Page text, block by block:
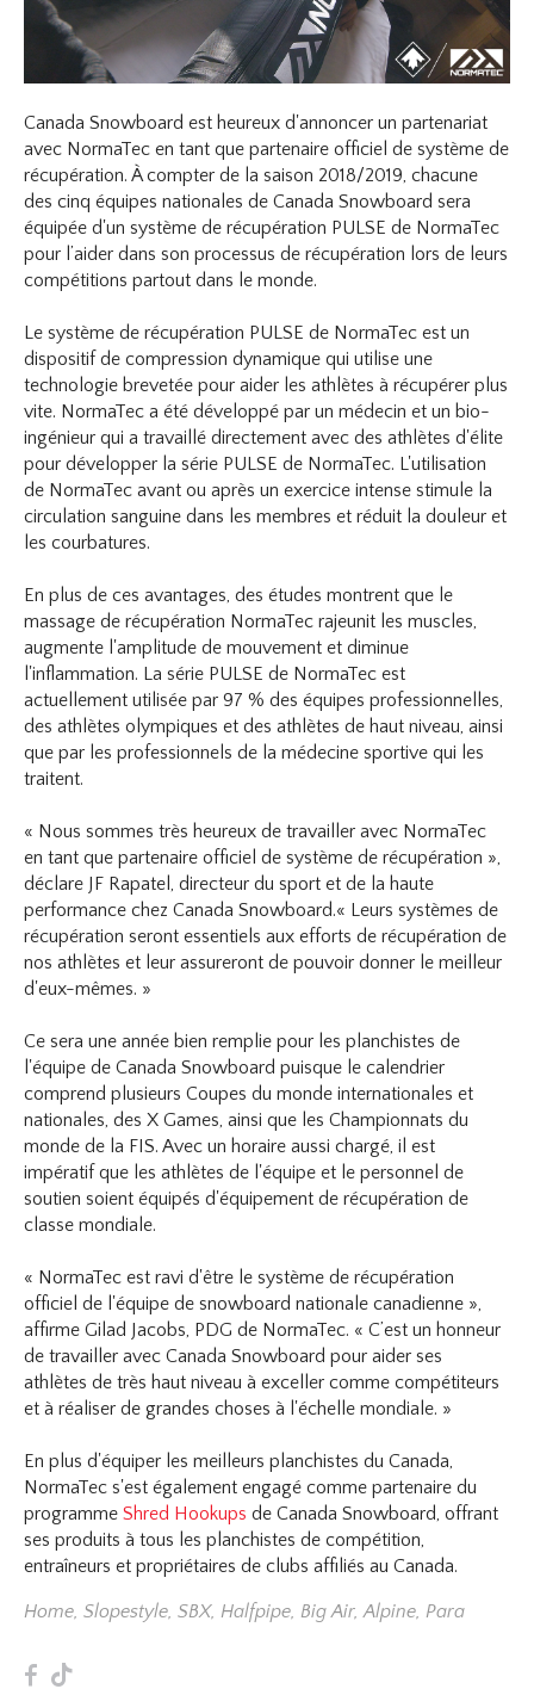
Canada Snowboard est heureux d'annoncer un partenariat
avec NormaTec en tant que partenaire officiel de système de
récupération. À compter de la saison 2018/2019, chacune
des cinq équipes nationales de Canada Snowboard sera
équipée d'un système de récupération PULSE de NormaTec
pour l’aider dans son processus de récupération lors de leurs
compétitions partout dans le monde.
Le système de récupération PULSE de NormaTec est un
dispositif de compression dynamique qui utilise une
technologie brevetée pour aider les athlètes à récupérer plus
vite. NormaTec a été développé par un médecin et un bio-
ingénieur qui a travaillé directement avec des athlètes d'élite
pour développer la série PULSE de NormaTec. L'utilisation
de NormaTec avant ou après un exercice intense stimule la
circulation sanguine dans les membres et réduit la douleur et
les courbatures.
En plus de ces avantages, des études montrent que le
massage de récupération NormaTec rajeunit les muscles,
augmente l'amplitude de mouvement et diminue
l'inflammation. La série PULSE de NormaTec est
actuellement utilisée par 97 % des équipes professionnelles,
des athlètes olympiques et des athlètes de haut niveau, ainsi
que par les professionnels de la médecine sportive qui les
traitent.
« Nous sommes très heureux de travailler avec NormaTec
en tant que partenaire officiel de système de récupération »,
déclare JF Rapatel, directeur du sport et de la haute
performance chez Canada Snowboard.« Leurs systèmes de
récupération seront essentiels aux efforts de récupération de
nos athlètes et leur assureront de pouvoir donner le meilleur
d'eux-mêmes. »
Ce sera une année bien remplie pour les planchistes de
l'équipe de Canada Snowboard puisque le calendrier
comprend plusieurs Coupes du monde internationales et
nationales, des X Games, ainsi que les Championnats du
monde de la FIS. Avec un horaire aussi chargé, il est
impératif que les athlètes de l'équipe et le personnel de
soutien soient équipés d'équipement de récupération de
classe mondiale.
« NormaTec est ravi d'être le système de récupération
officiel de l'équipe de snowboard nationale canadienne »,
affirme Gilad Jacobs, PDG de NormaTec. « C’est un honneur
de travailler avec Canada Snowboard pour aider ses
athlètes de très haut niveau à exceller comme compétiteurs
et à réaliser de grandes choses à l'échelle mondiale. »
En plus d'équiper les meilleurs planchistes du Canada,
NormaTec s'est également engagé comme partenaire du
programmeShred Hookups de Canada Snowboard, offrant
ses produits à tous les planchistes de compétition,
entraîneurs et propriétaires de clubs affiliés au Canada.
Home,Slopestyle,SBX,Halfpipe, Big Air,Alpine,Para
F T